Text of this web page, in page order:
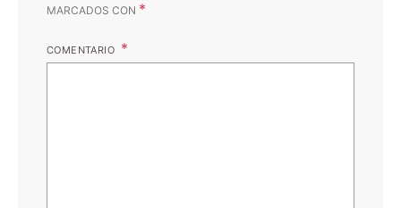
MARCADOS CON *
COMENTARIO